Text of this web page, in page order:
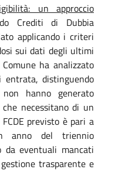
un approccio
Crediti di Dubbia
applicando i criteri
sui dati degli ultimi
ha analizzato
distinguendo
hanno generato
necessitano di un
previsto è pari a
anno del triennio
eventuali mancati
trasparente e